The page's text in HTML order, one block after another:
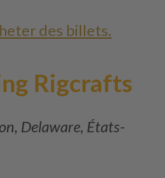
des billets.
Rigcrafts
Delaware, États-